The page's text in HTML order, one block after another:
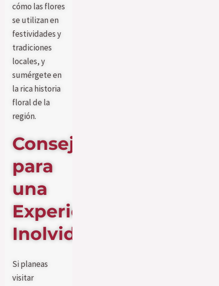
cómo las flores
se utilizan en
festividades y
tradiciones
locales, y
sumérgete en
la rica historia
floral de la
región.
Consejos
para
una
Experiencia
Inolvidable
Si planeas
visitar